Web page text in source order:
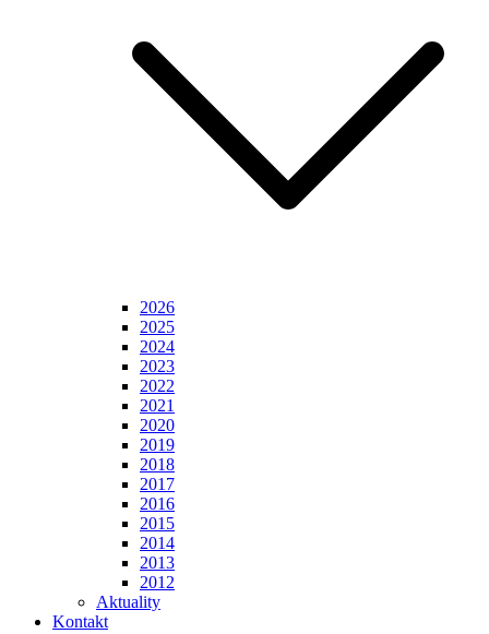
2026
2025
2024
2023
2022
2021
2020
2019
2018
2017
2016
2015
2014
2013
2012
Aktuality
Kontakt